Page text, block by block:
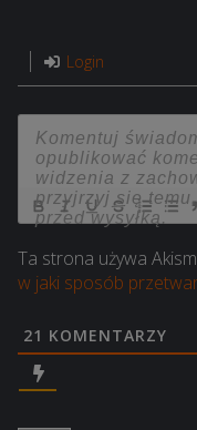
Login
Ta strona używa
w jaki sposób
21 KOMENTARZY